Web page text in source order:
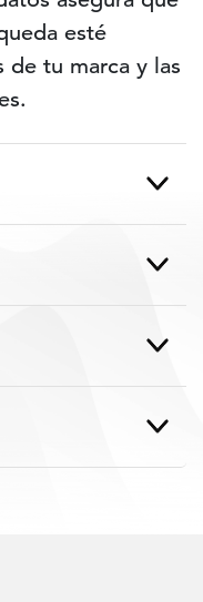
esté
de tu marca y las